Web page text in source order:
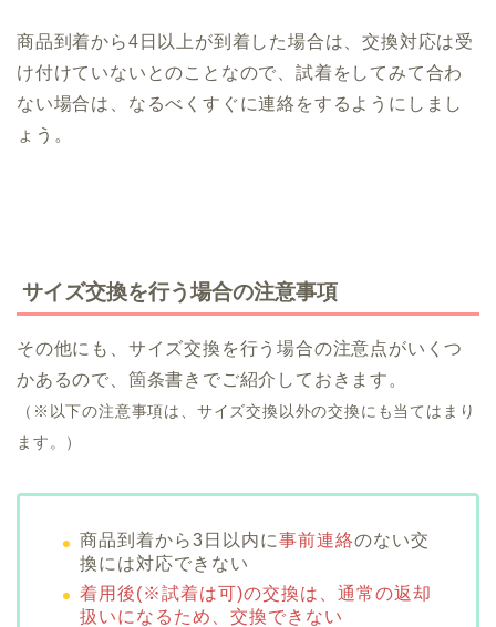
商品到着から4日以上が到着した場合は、交換対応は受
け付けていないとのことなので、試着をしてみて合わ
ない場合は、なるべくすぐに連絡をするようにしまし
ょう。
サイズ交換を行う場合の注意事項
その他にも、サイズ交換を行う場合の注意点がいくつ
かあるので、箇条書きでご紹介しておきます。
（※以下の注意事項は、サイズ交換以外の交換にも当てはまり
ます。）
商品到着から3日以内に事前連絡のない交
換には対応できない
着用後(※試着は可)の交換は、通常の返却
扱いになるため、交換できない